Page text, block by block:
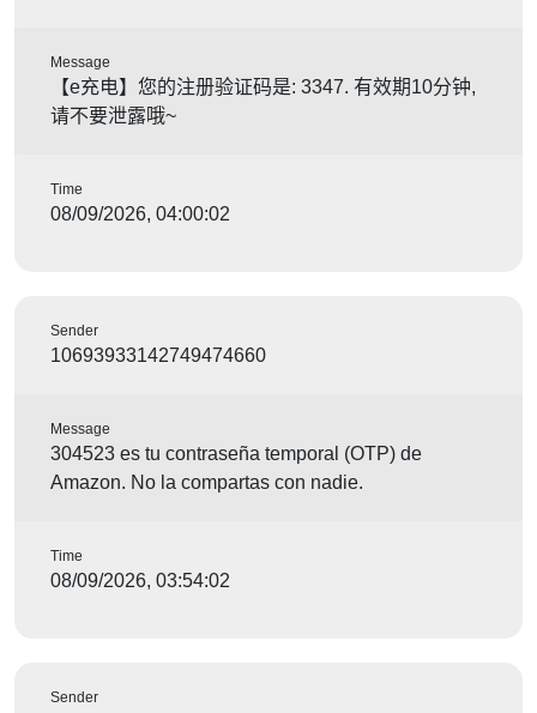
Message
【e充电】您的注册验证码是: 3347. 有效期10分钟,
请不要泄露哦~
Time
08/09/2026, 04:00:02
Sender
10693933142749474660
Message
304523 es tu contraseña temporal (OTP) de
Amazon. No la compartas con nadie.
Time
08/09/2026, 03:54:02
Sender